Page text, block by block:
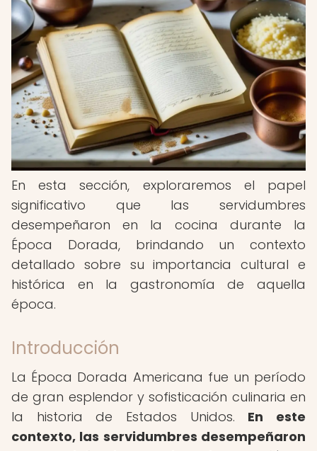
En esta sección, exploraremos el papel
significativo que las servidumbres
desempeñaron en la cocina durante la
Época Dorada, brindando un contexto
detallado sobre su importancia cultural e
histórica en la gastronomía de aquella
época.
Introducción
La Época Dorada Americana fue un período
de gran esplendor y sofisticación culinaria en
la historia de Estados Unidos. En este
contexto, las servidumbres desempeñaron